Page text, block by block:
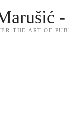
-
THE ART OF